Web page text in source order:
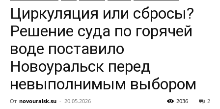
Циркуляция или сбросы?
Решение суда по горячей
воде поставило
Новоуральск перед
невыполнимым выбором
От novouralsk.su - 20.05.2026 2
2036